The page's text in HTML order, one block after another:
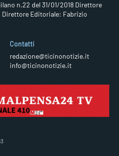
n.22 del 31/01/2018 Direttore
Direttore Editoriale: Fabrizio
Contatti
redazione@ticinonotizie.it
info@ticinonotizie.it